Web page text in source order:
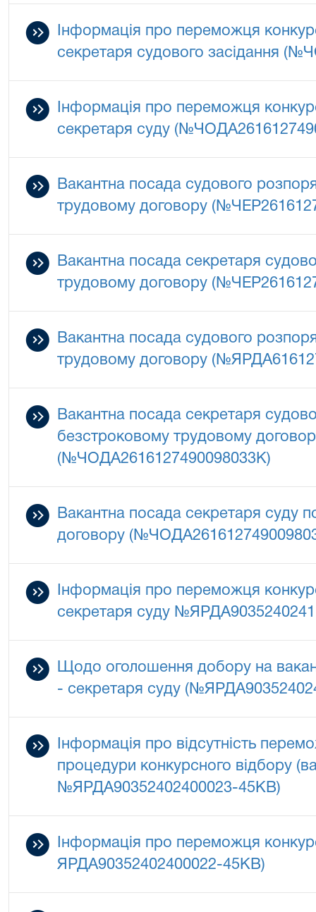
Інформація про переможця
секретаря судового засідання
Інформація про переможця
секретаря суду
Вакантна посада судового
трудовому договору
Вакантна посада секретаря
трудовому договору
Вакантна посада судового
трудовому договору
Вакантна посада секретаря
безстроковому трудовому
(№ЧОДА2616127490098033К)
Вакантна посада секретаря суду
договору
Інформація про переможця
секретаря суду
Щодо оголошення добору на
- секретаря суду
Інформація про відсутність
процедури конкурсного відбору
№ЯРДА90352402400023-45КВ)
Інформація про переможця
ЯРДА90352402400022-45КВ)